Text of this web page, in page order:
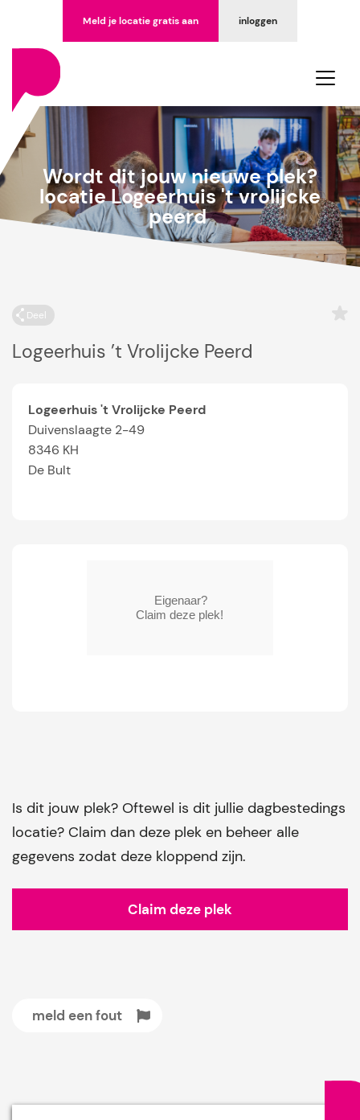
inloggen
Meld je locatie gratis aan
Wordt dit jouw nieuwe plek?
locatie Logeerhuis 't vrolijcke
peerd
Deel
Logeerhuis ’t Vrolijcke Peerd
Logeerhuis 't Vrolijcke Peerd
Duivenslaagte 2-49
8346 KH
De Bult
Is dit jouw plek? Oftewel is dit jullie dagbestedings
locatie? Claim dan deze plek en beheer alle
gegevens zodat deze kloppend zijn.
Claim deze plek
meld een fout